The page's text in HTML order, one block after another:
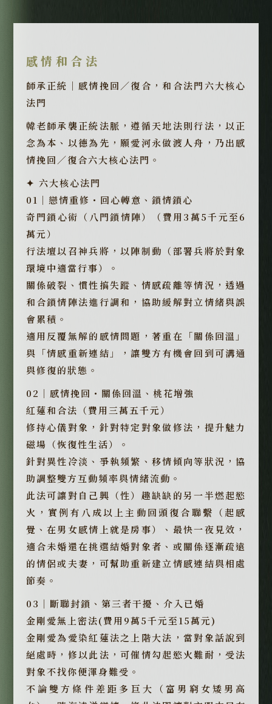
感情和合法
師承正統｜感情挽回／復合，和合法門六大核心
法門
韓老師承襲正統法脈，遵循天地法則行法，以正
念為本、以德為先，願愛河永做渡人舟，乃出感
情挽回／復合六大核心法門。
✦ 六大核心法門
01｜戀情重修・回心轉意、鎖情鎖心
奇門鎖心術（八門鎖情陣）（費用3萬5千元至6
萬元）
行法壇以召神兵將，以陣制動（部署兵將於對象
環境中適當行事）。
關係破裂、慣性搞失蹤、情感疏離等情況，透過
和合鎖情陣法進行調和，協助緩解對立情緒與誤
會累積。
適用反覆無解的感情問題，著重在「關係回溫」
與「情感重新連結」，讓雙方有機會回到可溝通
與修復的狀態。
02｜感情挽回・關係回溫、桃花增強
紅蓮和合法（費用三萬五千元）
修持心儀對象，針對特定對象做修法，提升魅力
磁場（恢復性生活）。
針對異性冷淡、爭執頻繁、移情傾向等狀況，協
助調整雙方互動頻率與情緒流動。
此法可讓對自己興（性）趣缺缺的另一半燃起慾
火，實例有八成以上主動回頭復合聯繫（起感
覺、在男女感情上就是房事）、最快一夜見效，
適合未婚還在挑選結婚對象者、或關係逐漸疏遠
的情侶或夫妻，可幫助重新建立情感連結與相處
節奏。
03｜斷聯封鎖、第三者干擾、介入已婚
金剛愛無上密法(費用9萬5千元至15萬元)
金剛愛為愛染紅蓮法之上階大法，當對象話說到
絕處時，修以此法，可催情勾起慾火難耐，受法
對象不找你便渾身難受。
不論雙方條件差距多巨大（富男窮女矮男高